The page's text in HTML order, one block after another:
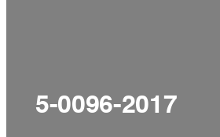
5-0096-2017